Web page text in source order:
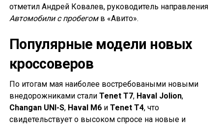
отметил Андрей Ковалев, руководитель направления
Автомобили с пробегомв «Авито».
Популярные модели новых
кроссоверов
По итогам мая наиболее востребоваными новыми
внедорожниками стали Tenet T7, Haval Jolion,
Changan UNI-S, Haval M6и Tenet T4, что
свидетельствует о высоком спросе на новые и